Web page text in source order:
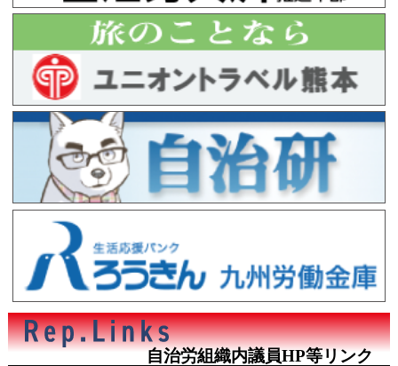
自治労組織内議員HP等リンク